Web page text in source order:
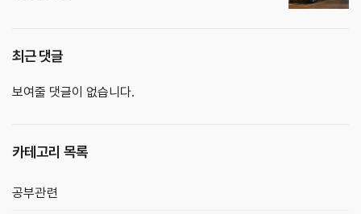
최근 댓글
보여줄 댓글이 없습니다.
카테고리 목록
공부관련